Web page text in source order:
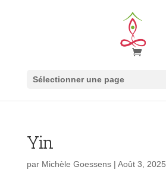
Sélectionner une page
Yin
par Michèle Goessens| Août 3, 2025